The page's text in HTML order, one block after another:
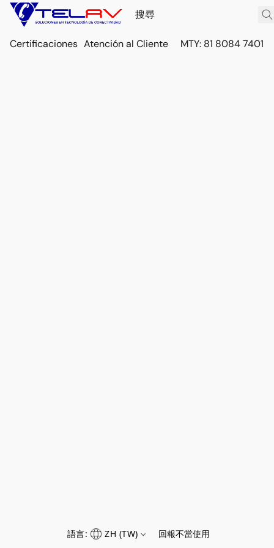
Certificaciones Atención al Cliente MTY: 81 8084 7401
語言: ZH (TW) 回報不當使用